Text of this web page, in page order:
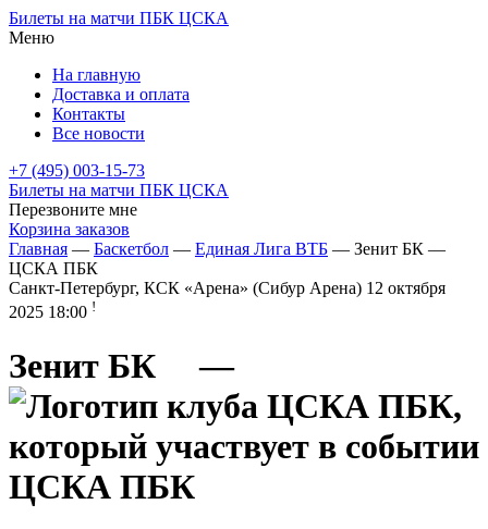
Билеты на матчи ПБК ЦСКА
Меню
На главную
Доставка и оплата
Контакты
Все новости
+7 (495) 003-15-73
Билеты на матчи ПБК ЦСКА
Перезвоните мне
Корзина заказов
Главная — Баскетбол — Единая Лига ВТБ — Зенит БК —
ЦСКА ПБК
Санкт-Петербург, КСК «Арена» (Сибур Арена) 12 октября
2025 18:00 !
Зенит БК —
ЦСКА ПБК